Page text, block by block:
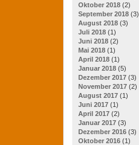
Oktober 2018 (2)
September 2018 (3)
August 2018 (3)
Juli 2018 (1)
Juni 2018 (2)
Mai 2018 (1)
April 2018 (1)
Januar 2018 (5)
Dezember 2017 (3)
November 2017 (2)
August 2017 (1)
Juni 2017 (1)
April 2017 (2)
Januar 2017 (3)
Dezember 2016 (3)
Oktober 2016 (1)